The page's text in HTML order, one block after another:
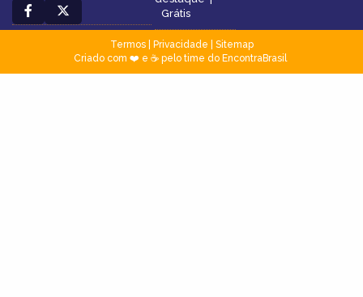
Grátis
Termos| Privacidade
Sitemap
Criado com ❤️ e ☕ pelo time do EncontraBrasil